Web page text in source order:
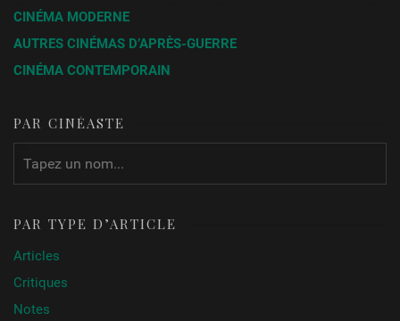
CINÉMA MODERNE
AUTRES CINÉMAS D’APRÈS-GUERRE
CINÉMA CONTEMPORAIN
PAR CINÉASTE
PAR TYPE D’ARTICLE
Articles
Critiques
Notes